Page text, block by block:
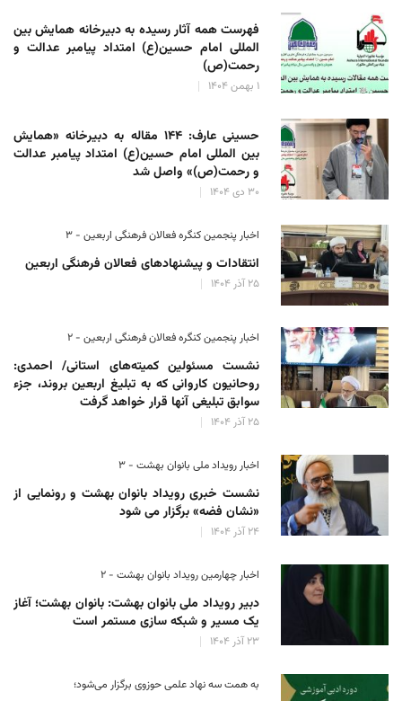
فهرست همه آثار رسیده به دبیرخانه همایش بین
المللی امام حسین(ع) امتداد پیامبر عدالت و
رحمت(ص)
۱ بهمن ۱۴۰۴
حسینی عارف: ۱۴۴ مقاله به دبیرخانه «همایش
بین المللی امام حسین(ع) امتداد پیامبر عدالت
و رحمت(ص)» واصل شد
۳۰ دی ۱۴۰۴
اخبار پنجمین کنگره فعالان فرهنگی اربعین - ۳
انتقادات و پیشنهادهای فعالان فرهنگی اربعین
۲۵ آذر ۱۴۰۴
اخبار پنجمین کنگره فعالان فرهنگی اربعین - ۲
نشست مسئولین کمیته‌های استانی/ احمدی:
روحانیون کاروانی که به تبلیغ اربعین بروند، جزء
سوابق تبلیغی آنها قرار خواهد گرفت
۲۵ آذر ۱۴۰۴
اخبار رویداد ملی بانوان بهشت - ۳
نشست خبری رویداد بانوان بهشت و رونمایی از
«نشان فضه» برگزار می شود
۲۴ آذر ۱۴۰۴
اخبار چهارمین رویداد بانوان بهشت - ۲
دبیر رویداد ملی بانوان بهشت: بانوان بهشت؛ آغاز
یک مسیر و شبکه سازی مستمر است
۲۳ آذر ۱۴۰۴
به همت سه نهاد علمی حوزوی برگزار می‌شود؛